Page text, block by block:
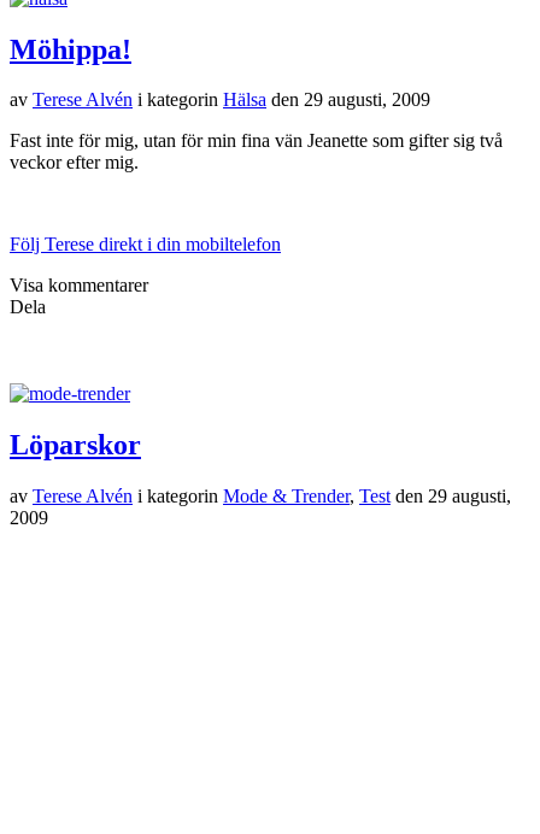
Möhippa!
av Terese Alvén i kategorin Hälsa den 29 augusti, 2009
Fast inte för mig, utan för min fina vän Jeanette som gifter sig två
veckor efter mig.
Följ Terese direkt i din mobiltelefon
Visa kommentarer
Dela
Löparskor
av Terese Alvén i kategorin Mode & Trender, Test den 29 augusti,
2009